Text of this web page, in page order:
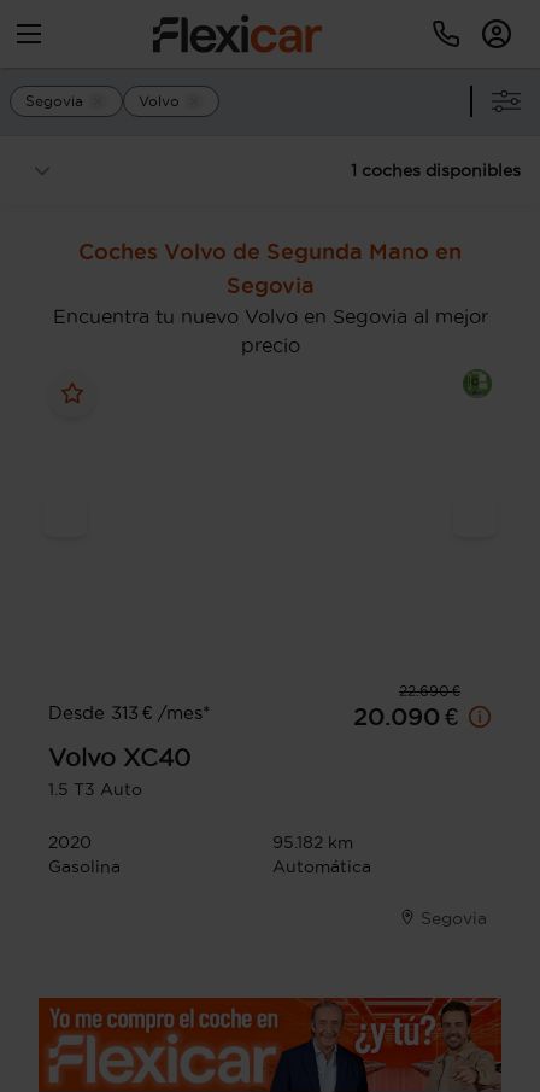
Segovia Volvo
1 coches disponibles
Coches Volvo de Segunda Mano en
Segovia
Encuentra tu nuevo Volvo en Segovia al mejor
precio
22.690 €
Desde 313 € /mes*
20.090 €
Volvo XC40
1.5 T3 Auto
2020
95.182 km
Gasolina
Automática
Segovia